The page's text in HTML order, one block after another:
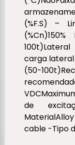
(%F.S) –
100t)Lateral
carga lateral
(50-
de
cable -Tipo